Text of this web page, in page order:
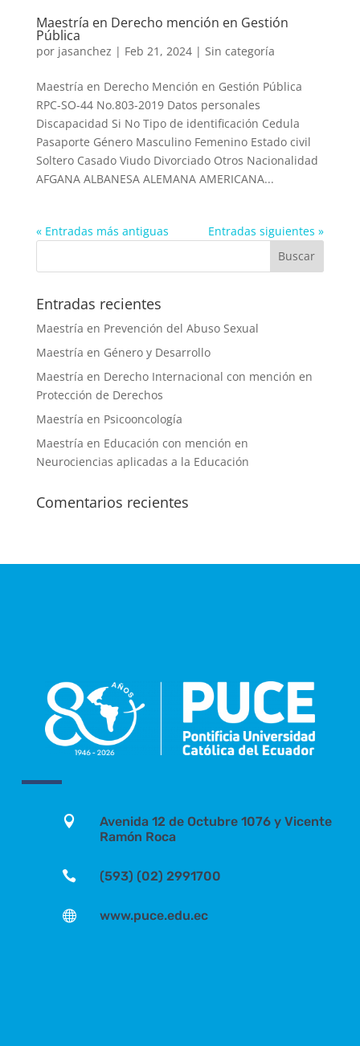
Maestría en Derecho mención en Gestión
Pública
por jasanchez | Feb 21, 2024| Sin categoría
Maestría en Derecho Mención en Gestión Pública
RPC-SO-44 No.803-2019 Datos personales
Discapacidad Si No Tipo de identificación Cedula
Pasaporte Género Masculino Femenino Estado civil
Soltero Casado Viudo Divorciado Otros Nacionalidad
AFGANA ALBANESA ALEMANA AMERICANA...
« Entradas más antiguas Entradas siguientes »
Entradas recientes
Maestría en Prevención del Abuso Sexual
Maestría en Género y Desarrollo
Maestría en Derecho Internacional con mención en
Protección de Derechos
Maestría en Psicooncología
Maestría en Educación con mención en
Neurociencias aplicadas a la Educación
Comentarios recientes

Avenida 12 de Octubre 1076 y Vicente
Ramón Roca
 (593) (02) 2991700
 www.puce.edu.ec